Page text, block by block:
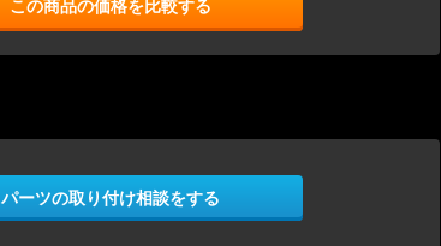
この商品の価格を比較する
パーツの取り付け相談をする